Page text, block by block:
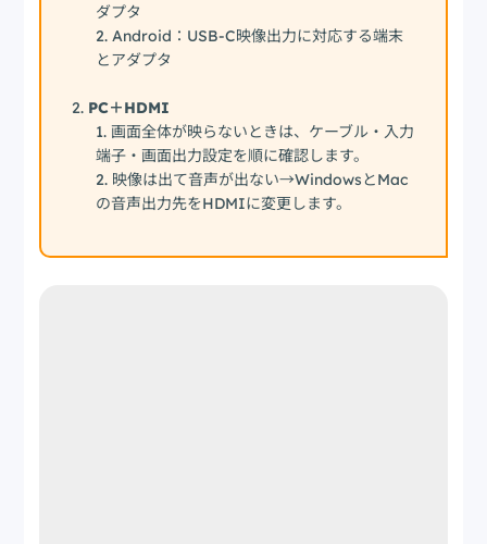
ダプタ
Android：USB-C映像出力に対応する端末
とアダプタ
PC＋HDMI
画面全体が映らないときは、ケーブル・入力
端子・画面出力設定を順に確認します。
映像は出て音声が出ない→WindowsとMac
の音声出力先をHDMIに変更します。